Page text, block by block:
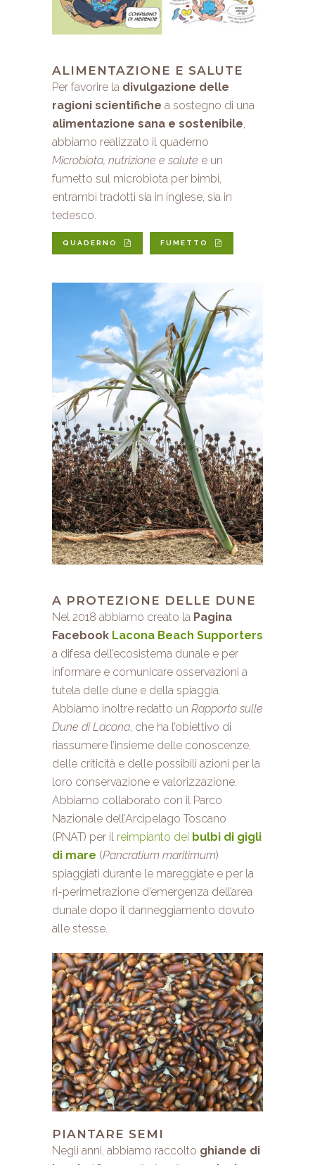
ALIMENTAZIONE E SALUTE
Per favorire la divulgazione delle
ragioni scientifiche a sostegno di una
alimentazione sana e sostenibile,
abbiamo realizzato il quaderno
Microbiota, nutrizione e salute e un
fumetto sul microbiota per bimbi,
entrambi tradotti sia in inglese, sia in
tedesco.
QUADERNO FUMETTO
A PROTEZIONE DELLE DUNE
Nel 2018 abbiamo creato la Pagina
Facebook Lacona Beach Supporters
a difesa dell’ecosistema dunale e per
informare e comunicare osservazioni a
tutela delle dune e della spiaggia.
Abbiamo inoltre redatto un Rapporto sulle
Dune di Lacona, che ha l’obiettivo di
riassumere l’insieme delle conoscenze,
delle criticità e delle possibili azioni per la
loro conservazione e valorizzazione.
Abbiamo collaborato con il Parco
Nazionale dell’Arcipelago Toscano
(PNAT) per il reimpianto dei bulbi di gigli
di mare (Pancratium maritimum)
spiaggiati durante le mareggiate e per la
ri-perimetrazione d’emergenza dell’area
dunale dopo il danneggiamento dovuto
alle stesse.
PIANTARE SEMI
Negli anni, abbiamo raccolto ghiande di